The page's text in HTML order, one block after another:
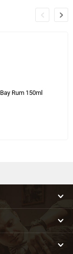
Rum 150ml